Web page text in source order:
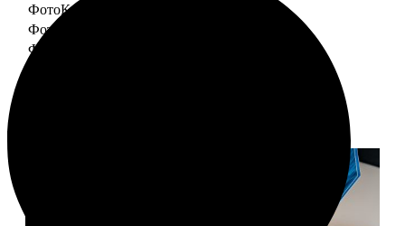
ФотоКнига "Слим" 20x20
ФотоКнига "Слим" 20x30
ФотоКнига "Слим" 25x25